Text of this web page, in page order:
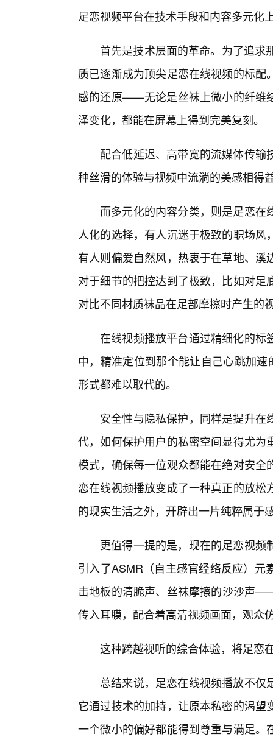
足恋视频平台在技术手段和内容多元化
首先是技术层面的革命。为了追求
质已逐渐成为顶尖足恋在线视频的标
感的还原——无论是丝袜上微小的纤维
泽变化，都能在屏幕上得到完美复刻。
配合低延迟、高带宽的流媒体传
种丝滑的体验与视频中流淌的美感相得
而多元化的内容分类，则是足恋
人化的选择，有人沉迷于极致的职场
有人则偏爱自然风，热衷于在草地、
对于细节的把控达到了极致，比如对
对比不同材质袜品在足部摩擦时产生的
在线视频播放平台通过精细化的标
中，精准定位到那个能让自己心跳加
形式都难以取代的。
安全性与隐私保护，同样是提升
代，如何保护用户的私密空间显得尤
模式，确保每一位观众都能在绝对安
恋在线视频播放变成了一种真正的放
的现实生活之外，开辟出一片纯粹属于
更值得一提的是，现在的足恋视
引入了ASMR（自主感官经络反应）
击地板的清脆声、丝袜摩擦的沙沙声
传入耳膜，配合着高清视频画面，观众
这种跨越视听的综合体验，将足恋
总结来说，足恋在线视频播放不
它通过技术的加持，让原本私密的渴
一个微小的偏好都能得到尊重与满足